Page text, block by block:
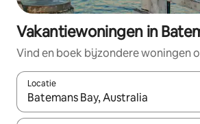
Vakantiewoningen in
Vind en boek bijzondere woningen
Locatie
Wanneer er resultaten beschikbaar